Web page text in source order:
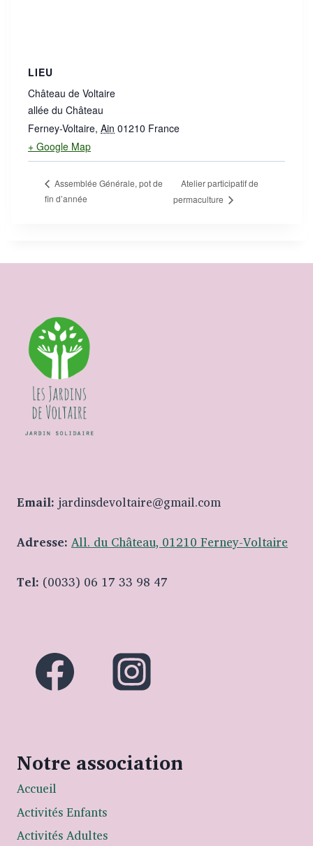
LIEU
Château de Voltaire
allée du Château
Ferney-Voltaire, Ain 01210 France
+ Google Map
Assemblée Générale, pot de
fin d’année
Atelier participatif de
permaculture
Email: jardinsdevoltaire@gmail.com
Adresse: All. du Château, 01210 Ferney-Voltaire
Tel: (0033) 06 17 33 98 47
Notre association
Accueil
Activités Enfants
Activités Adultes